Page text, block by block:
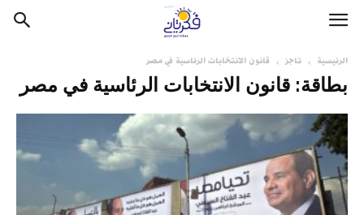
الرئيسية تاجز قانون الانتخابات الرئاسية في مصر
بطاقة: قانون الانتخابات الرئاسية في مصر